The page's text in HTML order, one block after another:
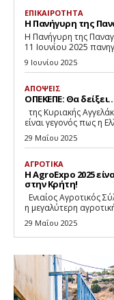
ΕΠΙΚΑΙΡΟΤΗΤΑ
Η Πανήγυρη της
Η Πανήγυρη της Παναγίας
11 Ιουνίου 2025
9 Ιουνίου 2025
ΑΠΟΨΕΙΣ
ΟΠΕΚΕΠΕ: Θα
είναι γεγονός πως η
29 Μαΐου 2025
ΑΓΡΟΤΙΚΑ
Η AgroExpo 2025
στην Κρήτη!
Eνιαίος Αγροτικός
29 Μαΐου 2025